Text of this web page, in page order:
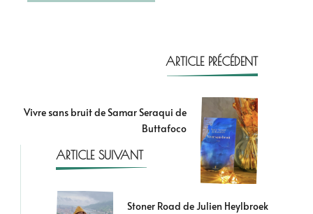
ARTICLE PRÉCÉDENT
Vivre sans bruit de Samar Seraqui de
Buttafoco
ARTICLE SUIVANT
Stoner Road de Julien Heylbroek